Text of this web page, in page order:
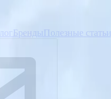
Бренды Полезные статьи